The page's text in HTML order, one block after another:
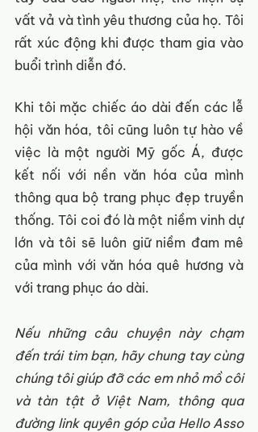
vất vả và tình yêu thương của họ. Tôi
rất xúc động khi được tham gia vào
buổi trình diễn đó.
Khi tôi mặc chiếc áo dài đến các lễ
hội văn hóa, tôi cũng luôn tự hào về
việc là một người Mỹ gốc Á, được
kết nối với nền văn hóa của mình
thông qua bộ trang phục đẹp truyền
thống. Tôi coi đó là một niềm vinh dự
lớn và tôi sẽ luôn giữ niềm đam mê
của mình với văn hóa quê hương và
với trang phục áo dài.
Nếu những câu chuyện này chạm
đến trái tim bạn, hãy chung tay cùng
chúng tôi giúp đỡ các em nhỏ mồ côi
và tàn tật ở Việt Nam, thông qua
đường link quyên góp của Hello Asso